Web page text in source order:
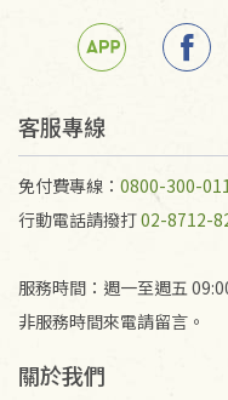
客服專線
免付費專線： 0800-300-011
行動電話請撥打02-8712-
服務時間：週一至週五
非服務時間來電請留言。
關於我們